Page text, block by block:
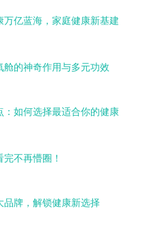
亿蓝海，家庭健康新基建
的神奇作用与多元功效
如何选择最适合你的健康
不再懵圈！
品牌，解锁健康新选择